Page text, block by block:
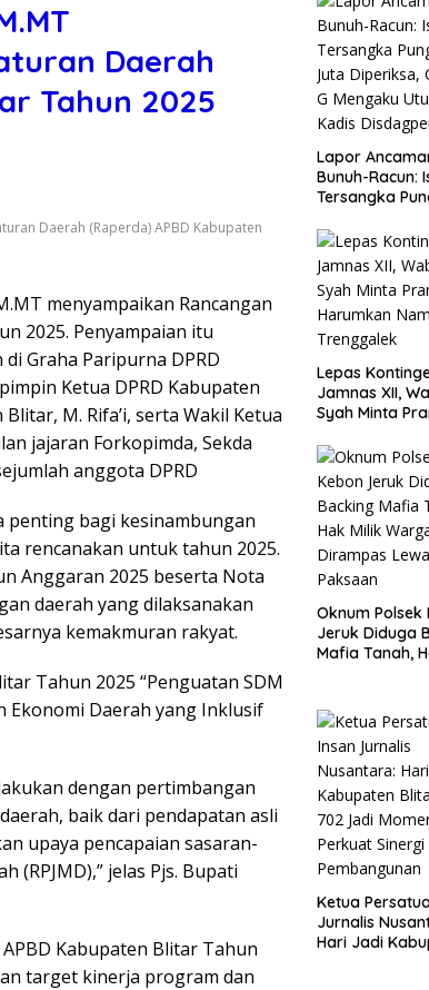
Daerah
Tahun 2025
Daerah (Raperda) APBD Kabupaten
menyampaikan Rancangan
2025. Penyampaian itu
Graha Paripurna DPRD
Ketua DPRD Kabupaten
M. Rifa’i, serta Wakil Ketua
jajaran Forkopimda, Sekda
anggota DPRD
penting bagi kesinambungan
rencanakan untuk tahun 2025.
Anggaran 2025 beserta Nota
daerah yang dilaksanakan
kemakmuran rakyat.
Tahun 2025 “Penguatan SDM
Ekonomi Daerah yang Inklusif
dengan pertimbangan
baik dari pendapatan asli
upaya pencapaian sasaran-
(RPJMD),” jelas Pjs. Bupati
Kabupaten Blitar Tahun
target kinerja program dan
Lapor
Bunuh-Racun:
Tersangka
Oknum G
Utusan Kadis
Disdagperin
Lepas
Jamnas XII,
Syah Minta
Trenggalek
Oknum Polsek
Jeruk Diduga
Mafia Tanah,
Ketua
Jurnalis
Hari Jadi